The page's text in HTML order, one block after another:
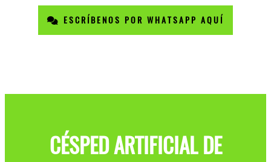
ESCRÍBENOS POR WHATSAPP AQUÍ
CÉSPED ARTIFICIAL DE